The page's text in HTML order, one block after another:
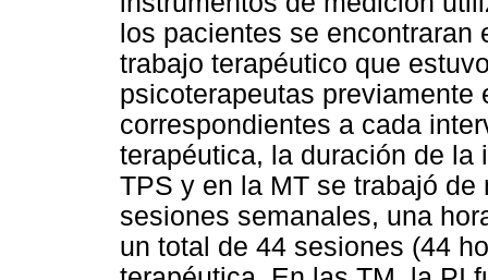
los pacientes se
trabajo terapéutico que
psicoterapeutas
correspondientes a cada
terapéutica, la duración de la
TPS y en la MT se trabajó
sesiones semanales, una
un total de 44 sesiones (44